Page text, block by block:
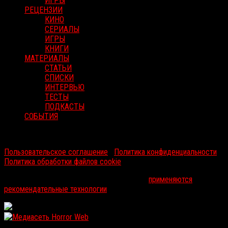
РЕЦЕНЗИИ
КИНО
СЕРИАЛЫ
ИГРЫ
КНИГИ
МАТЕРИАЛЫ
СТАТЬИ
СПИСКИ
ИНТЕРВЬЮ
ТЕСТЫ
ПОДКАСТЫ
СОБЫТИЯ
Пользовательское соглашение
Политика конфиденциальности
Политика обработки файлов cookie
применяются
рекомендательные технологии